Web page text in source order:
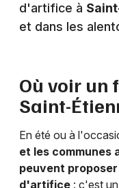
d'artifice à
et dans les
Où voir un
Saint-
En été ou à
et les communes
peuvent
d'artifice : c'est